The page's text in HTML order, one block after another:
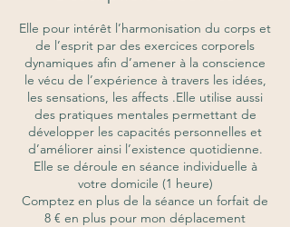
Elle pour intérêt l’harmonisation du corps et
de l’esprit par des exercices corporels
dynamiques afin d’amener à la conscience
le vécu de l’expérience à travers les idées,
les sensations, les affects .Elle utilise aussi
des pratiques mentales permettant de
développer les capacités personnelles et
d’améliorer ainsi l’existence quotidienne.
Elle se déroule en séance individuelle à
votre domicile (1 heure)
Comptez en plus de la séance un forfait de
8 € en plus pour mon déplacement